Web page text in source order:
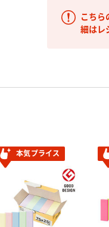
こちら
細はレ
本気プライス